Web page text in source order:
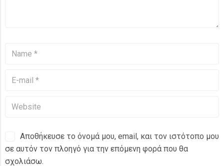
Αποθήκευσε το όνομά μου, email, και τον ιστότοπο μου
σε αυτόν τον πλοηγό για την επόμενη φορά που θα
σχολιάσω.